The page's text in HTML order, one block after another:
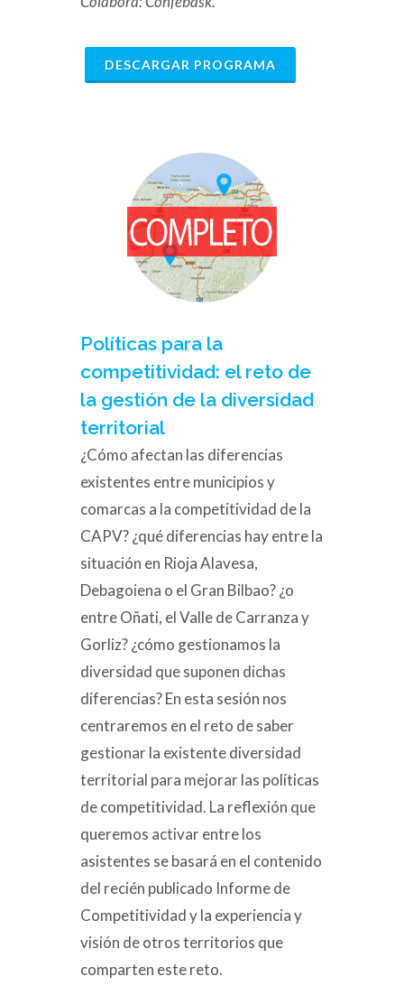
DESCARGAR PROGRAMA
Políticas para la
competitividad: el reto de
la gestión de la diversidad
territorial
¿Cómo afectan las diferencias
existentes entre municipios y
comarcas a la competitividad de la
CAPV? ¿qué diferencias hay entre la
situación en Rioja Alavesa,
Debagoiena o el Gran Bilbao? ¿o
entre Oñati, el Valle de Carranza y
Gorliz? ¿cómo gestionamos la
diversidad que suponen dichas
diferencias? En esta sesión nos
centraremos en el reto de saber
gestionar la existente diversidad
territorial para mejorar las políticas
de competitividad. La reflexión que
queremos activar entre los
asistentes se basará en el contenido
del recién publicado Informe de
Competitividad y la experiencia y
visión de otros territorios que
comparten este reto.